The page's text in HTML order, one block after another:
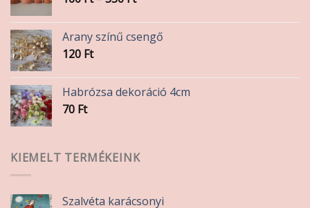
-
330 Ft
Arany színű csengő
120 Ft
Habrózsa dekoráció 4cm
70 Ft
KIEMELT TERMÉKEINK
Szalvéta karácsonyi